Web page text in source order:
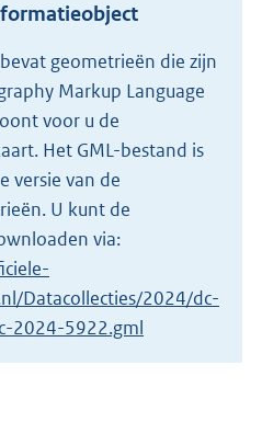
o
t
t
e
:
2
2
5
K
geometrieën die zijn
Markup Language
voor u de
Het GML-bestand is
versie van de
U kunt de
via:
Datacollecties/2024/dc-
2024-5922.gml